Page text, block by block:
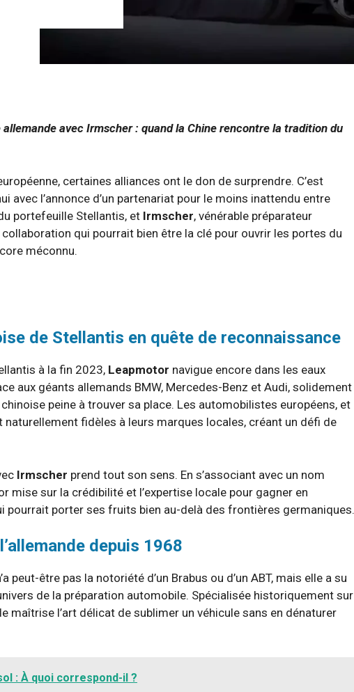
avec Irmscher : quand la Chine rencontre la tradition du
certaines alliances ont le don de surprendre. C’est
avec l’annonce d’un partenariat pour le moins inattendu entre
portefeuille Stellantis, et Irmscher, vénérable préparateur
collaboration qui pourrait bien être la clé pour ouvrir les portes du
méconnu.
de Stellantis en quête de reconnaissance
à la fin 2023, Leapmotor navigue encore dans les eaux
aux géants allemands BMW, Mercedes-Benz et Audi, solidement
peine à trouver sa place. Les automobilistes européens, et
fidèles à leurs marques locales, créant un défi de
Irmscher prend tout son sens. En s’associant avec un nom
mise sur la crédibilité et l’expertise locale pour gagner en
pourrait porter ses fruits bien au-delà des frontières germaniques.
depuis 1968
peut-être pas la notoriété d’un Brabus ou d’un ABT, mais elle a su
de la préparation automobile. Spécialisée historiquement sur
maîtrise l’art délicat de sublimer un véhicule sans en dénaturer
: À quoi correspond-il ?